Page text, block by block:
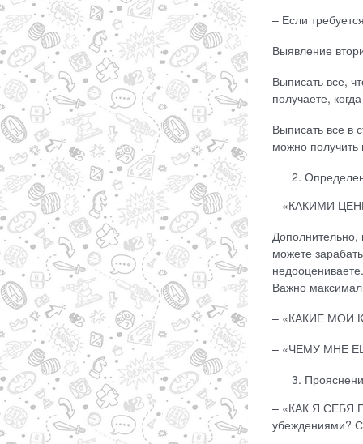
– Если
Выявление
Выписать все,
получаете,
Выписать все в
можно получить
– «КАКИМИ
Дополнительно,
можете
Важно
– «КАКИЕ МОИ
– «ЧЕМУ МНЕ
– «КАК Я СЕБЯ
убеждениями?